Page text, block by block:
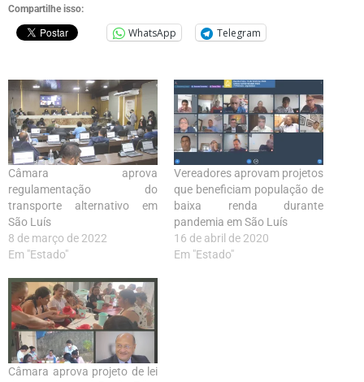
Compartilhe isso:
WhatsApp Telegram
Câmara aprova
regulamentação do
transporte alternativo em
São Luís
8 de março de 2022
Em "Estado"
Vereadores aprovam projetos
que beneficiam população de
baixa renda durante
pandemia em São Luís
16 de abril de 2020
Em "Estado"
Câmara aprova projeto de lei